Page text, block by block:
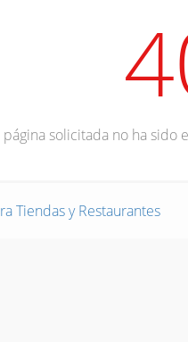
página solicitada no ha sido
Tiendas y Restaurantes